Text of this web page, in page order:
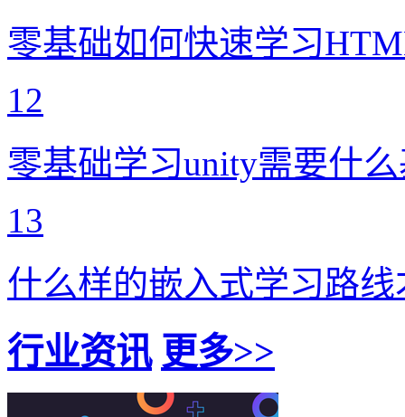
零基础如何快速学习
12
零基础学习unity需要什
13
什么样的嵌入式学习路
行业资讯 更多>>